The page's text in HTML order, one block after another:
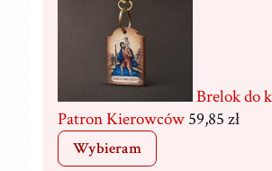
Brelok do
Patron Kierowców 59,85 zł
Wybieram